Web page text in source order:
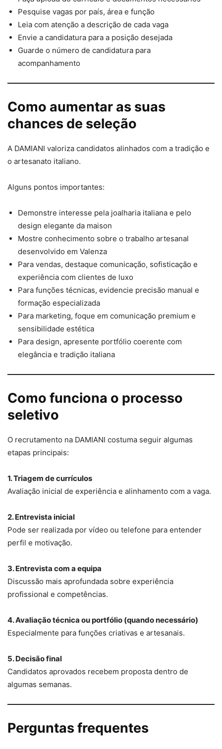
Pesquise vagas por país, área e função
Leia com atenção a descrição de cada vaga
Envie a candidatura para a posição desejada
Guarde o número de candidatura para
acompanhamento
Como aumentar as suas
chances de seleção
A DAMIANI valoriza candidatos alinhados com a tradição e
o artesanato italiano.
Alguns pontos importantes:
Demonstre interesse pela joalharia italiana e pelo
design elegante da maison
Mostre conhecimento sobre o trabalho artesanal
desenvolvido em Valenza
Para vendas, destaque comunicação, sofisticação e
experiência com clientes de luxo
Para funções técnicas, evidencie precisão manual e
formação especializada
Para marketing, foque em comunicação premium e
sensibilidade estética
Para design, apresente portfólio coerente com
elegância e tradição italiana
Como funciona o processo
seletivo
O recrutamento na DAMIANI costuma seguir algumas
etapas principais:
1. Triagem de currículos
Avaliação inicial de experiência e alinhamento com a vaga.
2. Entrevista inicial
Pode ser realizada por vídeo ou telefone para entender
perfil e motivação.
3. Entrevista com a equipa
Discussão mais aprofundada sobre experiência
profissional e competências.
4. Avaliação técnica ou portfólio (quando necessário)
Especialmente para funções criativas e artesanais.
5. Decisão final
Candidatos aprovados recebem proposta dentro de
algumas semanas.
Perguntas frequentes